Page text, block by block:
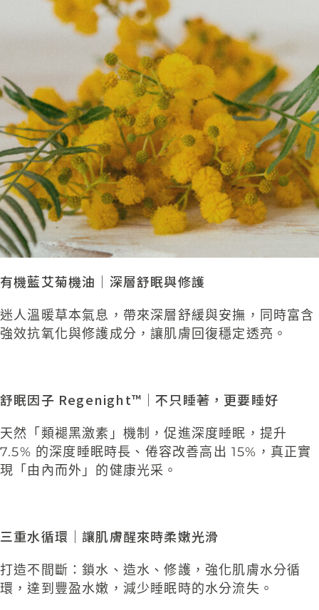
有機藍艾菊機油｜深層舒眠與修護
迷人溫暖草本氣息， 帶來深層舒緩與安撫，同 時富含
強效抗氧化與修護成分，讓肌膚回復穩定透亮 。
舒眠因子 Regenight™ ｜不只睡著，更要睡好
天然「類褪黑激素」機制，促進深度睡眠，提升
7.5% 的深度睡眠時長、倦容改善高出 15%，真正實
現「由內而外」的健康光采。
三重水循環｜讓肌膚醒來時柔嫩光滑
打造不間斷：鎖水、造水、修護，強化肌膚水分循
環，達到豐盈水嫩，減少睡眠時的水分流失 。